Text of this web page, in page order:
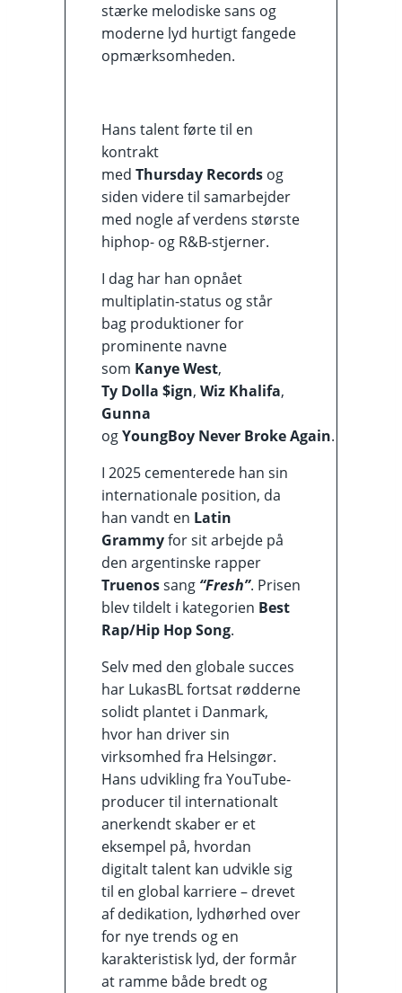
stærke melodiske sans og
moderne lyd hurtigt fangede
opmærksomheden.
Hans talent førte til en
kontrakt
med Thursday Records og
siden videre til samarbejder
med nogle af verdens største
hiphop- og R&B-stjerner.
I dag har han opnået
multiplatin-status og står
bag produktioner for
prominente navne
som Kanye West,
Ty Dolla $ign, Wiz Khalifa,
Gunna
ogYoungBoy Never Broke Again.
I 2025 cementerede han sin
internationale position, da
han vandt en Latin
Grammyfor sit arbejde på
den argentinske rapper
Truenossang “Fresh”. Prisen
blev tildelt i kategorien Best
Rap/Hip Hop Song.
Selv med den globale succes
har LukasBL fortsat rødderne
solidt plantet i Danmark,
hvor han driver sin
virksomhed fra Helsingør.
Hans udvikling fra YouTube-
producer til internationalt
anerkendt skaber er et
eksempel på, hvordan
digitalt talent kan udvikle sig
til en global karriere – drevet
af dedikation, lydhørhed over
for nye trends og en
karakteristisk lyd, der formår
at ramme både bredt og